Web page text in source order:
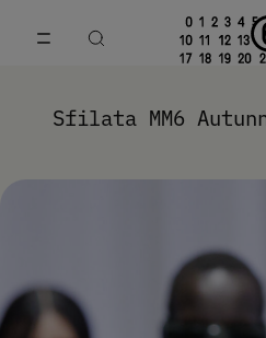
Vai al contenuto principale Vai
Sfilata MM6